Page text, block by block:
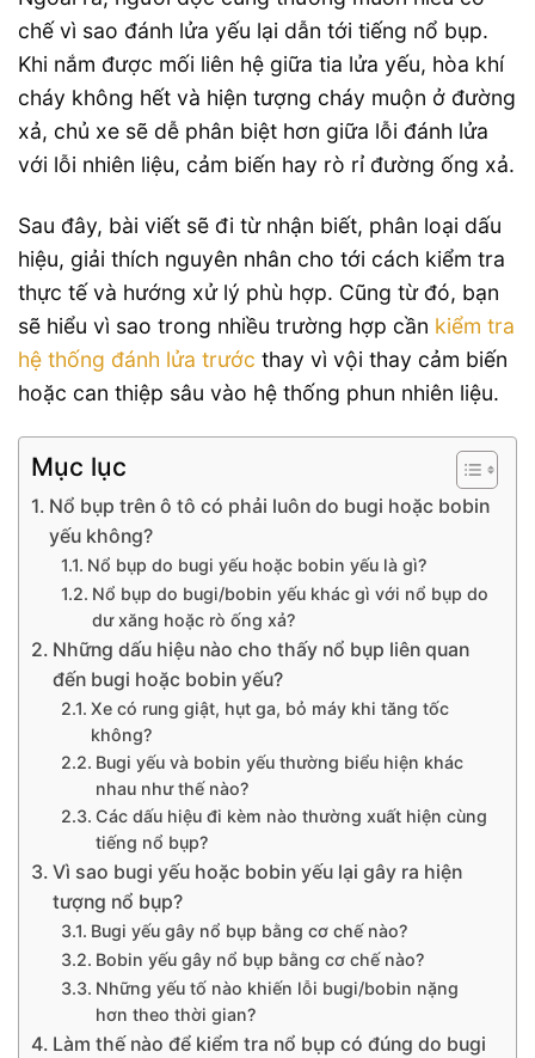
chế vì sao đánh lửa yếu lại dẫn tới tiếng nổ bụp.
Khi nắm được mối liên hệ giữa tia lửa yếu, hòa khí
cháy không hết và hiện tượng cháy muộn ở đường
xả, chủ xe sẽ dễ phân biệt hơn giữa lỗi đánh lửa
với lỗi nhiên liệu, cảm biến hay rò rỉ đường ống xả.
Sau đây, bài viết sẽ đi từ nhận biết, phân loại dấu
hiệu, giải thích nguyên nhân cho tới cách kiểm tra
thực tế và hướng xử lý phù hợp. Cũng từ đó, bạn
sẽ hiểu vì sao trong nhiều trường hợp cần kiểm tra
hệ thống đánh lửa trước thay vì vội thay cảm biến
hoặc can thiệp sâu vào hệ thống phun nhiên liệu.
Mục lục
Nổ bụp trên ô tô có phải luôn do bugi hoặc bobin
yếu không?
Nổ bụp do bugi yếu hoặc bobin yếu là gì?
Nổ bụp do bugi/bobin yếu khác gì với nổ bụp do
dư xăng hoặc rò ống xả?
Những dấu hiệu nào cho thấy nổ bụp liên quan
đến bugi hoặc bobin yếu?
Xe có rung giật, hụt ga, bỏ máy khi tăng tốc
không?
Bugi yếu và bobin yếu thường biểu hiện khác
nhau như thế nào?
Các dấu hiệu đi kèm nào thường xuất hiện cùng
tiếng nổ bụp?
Vì sao bugi yếu hoặc bobin yếu lại gây ra hiện
tượng nổ bụp?
Bugi yếu gây nổ bụp bằng cơ chế nào?
Bobin yếu gây nổ bụp bằng cơ chế nào?
Những yếu tố nào khiến lỗi bugi/bobin nặng
hơn theo thời gian?
Làm thế nào để kiểm tra nổ bụp có đúng do bugi